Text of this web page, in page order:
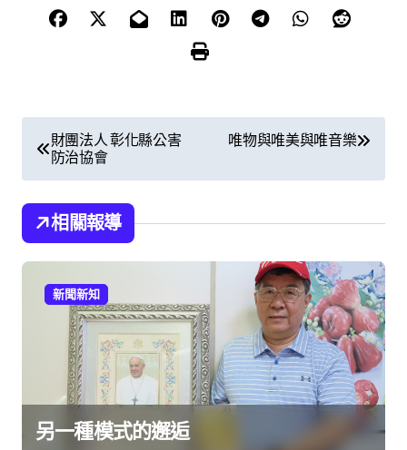
文
章
導
覽
財團法人 彰化縣公害
防治協會
唯物與唯美與唯音樂
相關報導
新聞新知
另一種模式的邂逅